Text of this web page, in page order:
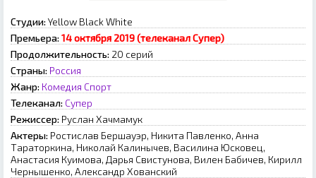
Студии: Yellow Black White
Премьера: 14 октября 2019 (телеканал Супер)
Продолжительность: 20 серий
Страны: Россия
Жанр: Комедия Спорт
Телеканал: Супер
Режиссер: Руслан Хачмамук
Актеры: Ростислав Бершауэр, Никита Павленко, Анна
Тараторкина, Николай Калинычев, Василина Юсковец,
Анастасия Куимова, Дарья Свистунова, Вилен Бабичев, Кирилл
Чернышенко, Александр Хованский